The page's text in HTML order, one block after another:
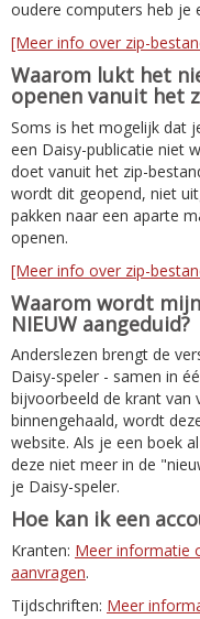
oudere computers heb je
[Meer info over zip-
Waarom lukt het
openen vanuit het
Soms is het mogelijk dat
een Daisy-publicatie niet
doet vanuit het zip-
wordt dit geopend, niet
pakken naar een aparte
openen.
[Meer info over zip-
Waarom wordt
NIEUW aangeduid?
Anderslezen brengt de
Daisy-speler - samen in
bijvoorbeeld de krant van
binnengehaald, wordt
website. Als je een boek
deze niet meer in de
je Daisy-speler.
Hoe kan ik een
Kranten: Meer informatie
aanvragen.
Tijdschriften: Meer